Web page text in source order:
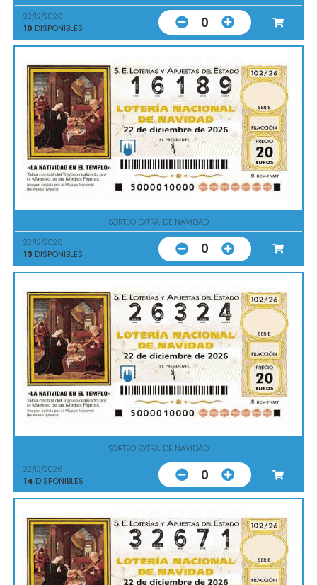
22/12/2026
10 DISPONIBLES 0
SORTEO EXTRA. DE NAVIDAD
22/12/2026
13 DISPONIBLES 0
SORTEO EXTRA. DE NAVIDAD
22/12/2026
14 DISPONIBLES 0